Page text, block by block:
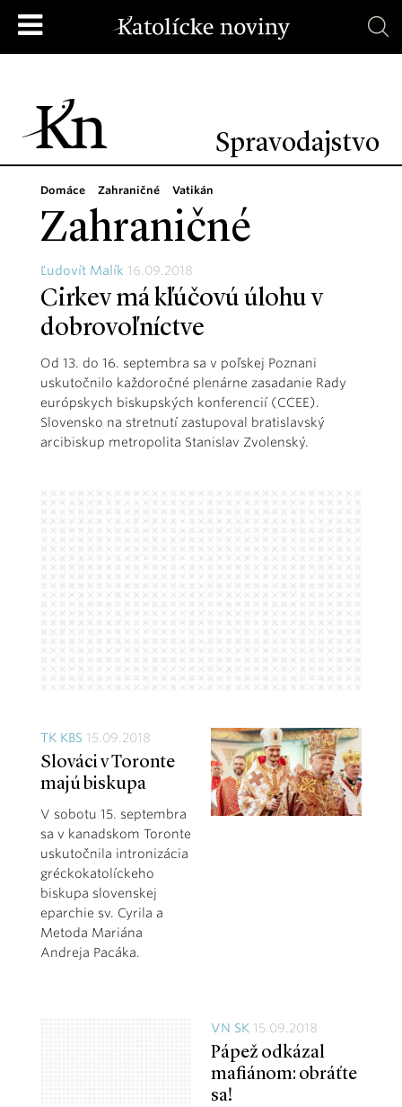
Spravodajstvo
Domáce Zahraničné Vatikán
Zahraničné
Ľudovít Malík 16.09.2018
Cirkev má kľúčovú úlohu v
dobrovoľníctve
Od 13. do 16. septembra sa v poľskej Poznani
uskutočnilo každoročné plenárne zasadanie Rady
európskych biskupských konferencií (CCEE).
Slovensko na stretnutí zastupoval bratislavský
arcibiskup metropolita Stanislav Zvolenský.
TK KBS 15.09.2018
Slováci v Toronte
majú biskupa
V sobotu 15. septembra
sa v kanadskom Toronte
uskutočnila intronizácia
gréckokatolíckeho
biskupa slovenskej
eparchie sv. Cyrila a
Metoda Mariána
Andreja Pacáka.
VN SK15.09.2018
Pápež odkázal
mafiánom: obráťte
sa!